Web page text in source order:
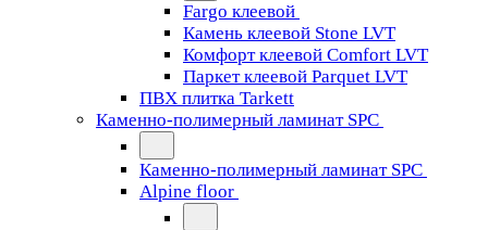
Fargo клеевой
Камень клеевой Stone LVT
Комфорт клеевой Comfort LVT
Паркет клеевой Parquet LVT
ПВХ плитка Tarkett
Каменно-полимерный ламинат SPC
Каменно-полимерный ламинат SPC
Alpine floor